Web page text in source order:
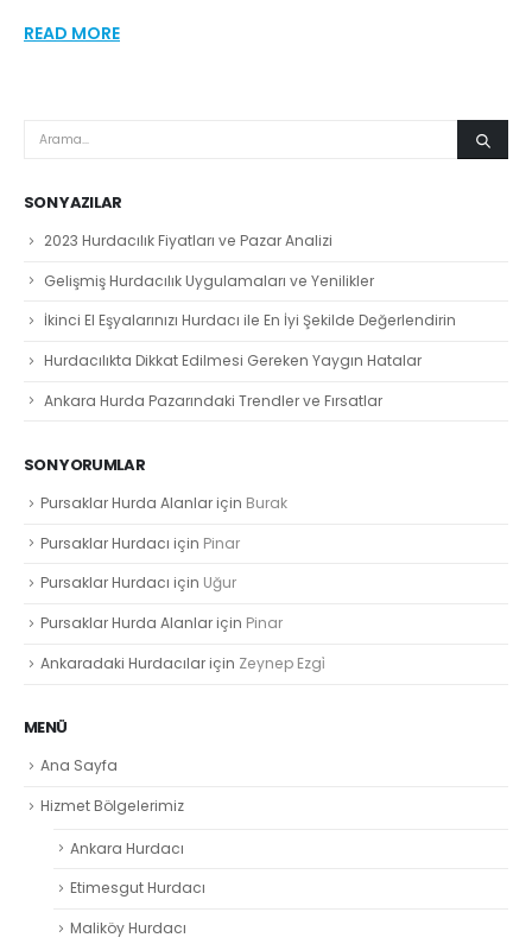
READ MORE
SON YAZILAR
2023 Hurdacılık Fiyatları ve Pazar Analizi
Gelişmiş Hurdacılık Uygulamaları ve Yenilikler
İkinci El Eşyalarınızı Hurdacı ile En İyi Şekilde Değerlendirin
Hurdacılıkta Dikkat Edilmesi Gereken Yaygın Hatalar
Ankara Hurda Pazarındaki Trendler ve Fırsatlar
SON YORUMLAR
Pursaklar Hurda Alanlariçin Burak
Pursaklar Hurdacı için Pinar
Pursaklar Hurdacı için Uğur
Pursaklar Hurda Alanlariçin Pinar
Ankaradaki Hurdacılariçin Zeynep Ezgi̇
MENÜ
Ana Sayfa
Hizmet Bölgelerimiz
Ankara Hurdacı
Etimesgut Hurdacı
Maliköy Hurdacı